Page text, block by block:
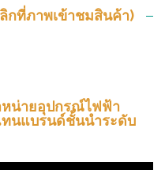
กที่ภาพเข้าชมสินค้า)
น่ายอุปกรณ์ไฟฟ้า
ทนแบรนด์ชั้นนำระดับ